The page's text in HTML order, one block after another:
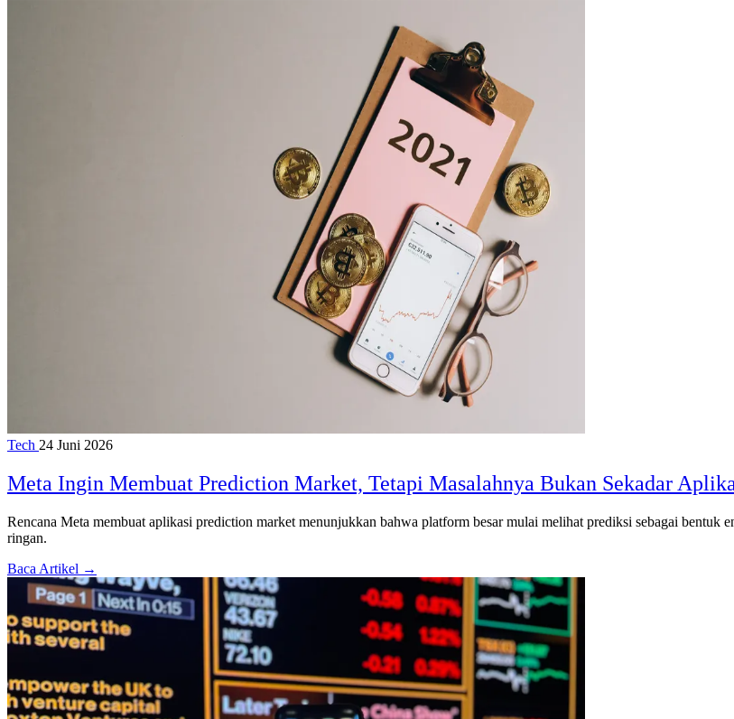
Tech 24 Juni 2026
Meta Ingin Membuat Prediction Market, Tetapi Masalahnya Bukan Sekadar
Rencana Meta membuat aplikasi prediction market menunjukkan bahwa platform besar mulai melihat prediksi sebagai bentuk
ringan.
Baca Artikel →